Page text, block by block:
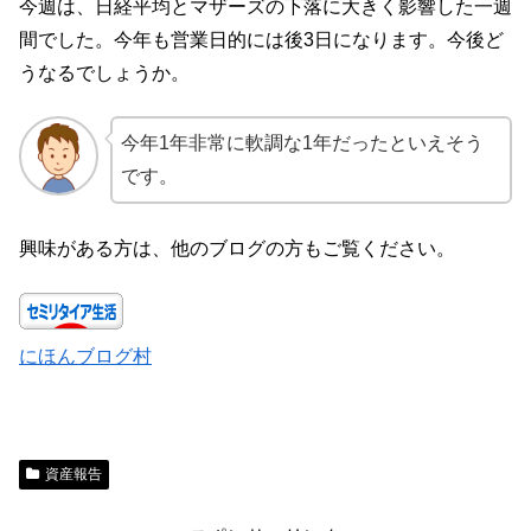
今週は、日経平均とマザーズの下落に大きく影響した一週
間でした。今年も営業日的には後3日になります。今後ど
うなるでしょうか。
今年1年非常に軟調な1年だったといえそう
です。
興味がある方は、他のブログの方もご覧ください。
にほんブログ村
資産報告